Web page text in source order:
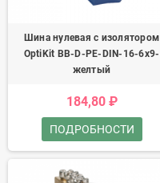
Шина нулевая с изолятором
OptiKit BB-D-PE-DIN-16-6х9-
желтый
184,80 ₽
ПОДРОБНОСТИ